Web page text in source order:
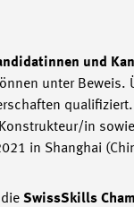
und
unter
in
in Shanghai
SwissSkills